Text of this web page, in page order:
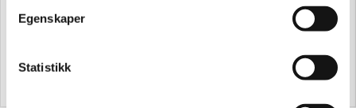
Egenskaper
Statistikk